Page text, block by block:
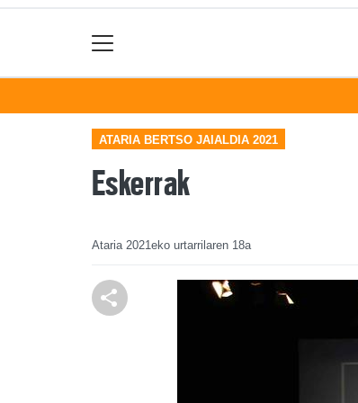
ATARIA BERTSO JAIALDIA 2021
Eskerrak
Ataria 2021eko urtarrilaren 18a